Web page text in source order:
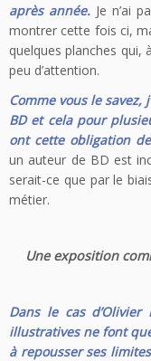
après année. Je n’ai
montrer cette fois ci,
quelques planches qui,
peu d’attention.
Comme vous le
BD et cela pour
ont cette obligation
un auteur de BD est
serait-ce que par le
métier.
Une exposition
Dans le cas
illustratives ne font
à repousser ses